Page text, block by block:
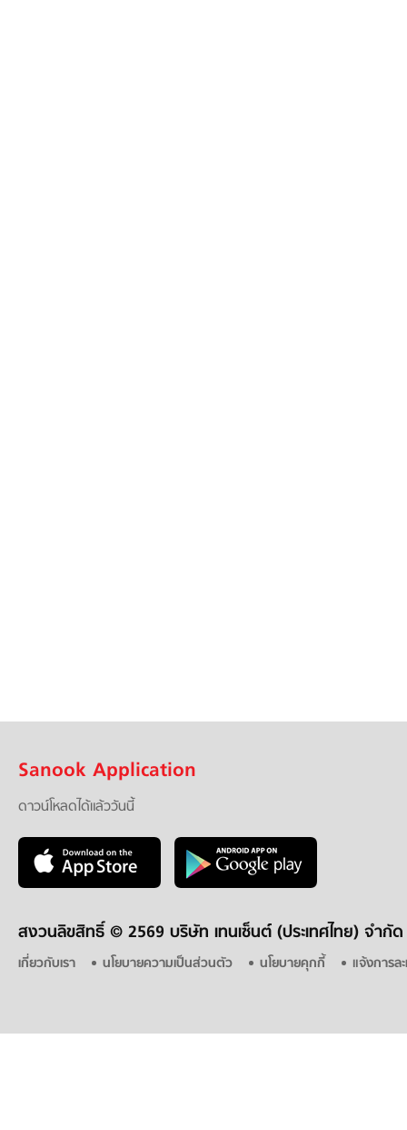
Sanook Application
ดาวน์โหลดได้แล้ววันนี้
สงวนลิขสิทธิ์ © 2569 บริษัท เทนเซ็นต์ (ประเทศไทย) จำกัด
เกี่ยวกับเรา นโยบายความเป็นส่วนตัว นโยบายคุกกี้ แจ้งการล